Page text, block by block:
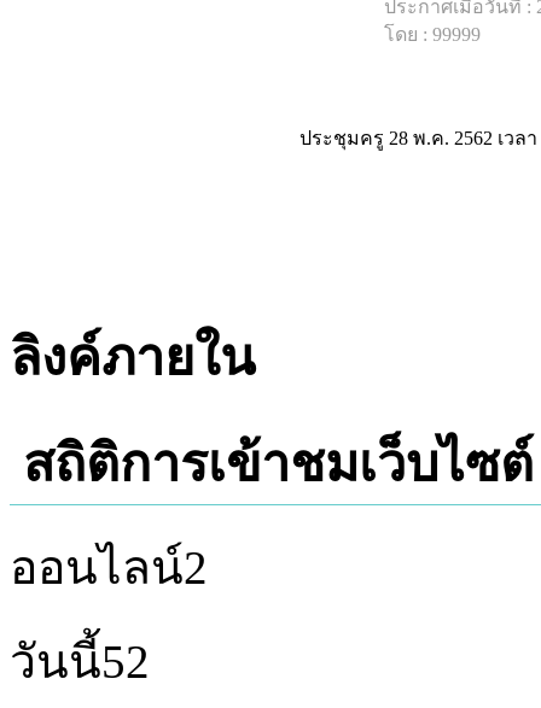
ประกาศเมื่อวันที่ :
โดย : 99999
ประชุมครู 28 พ.ค. 2562 เวล
ลิงค์ภายใน
สถิติการเข้าชมเว็บไซต์
ออนไลน์2
วันนี้52